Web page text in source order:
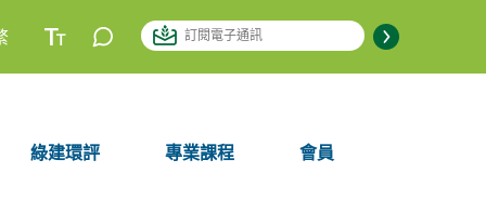
綠建環評 專業課程 會員